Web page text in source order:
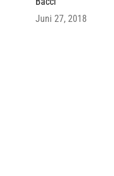
Juni 27, 2018